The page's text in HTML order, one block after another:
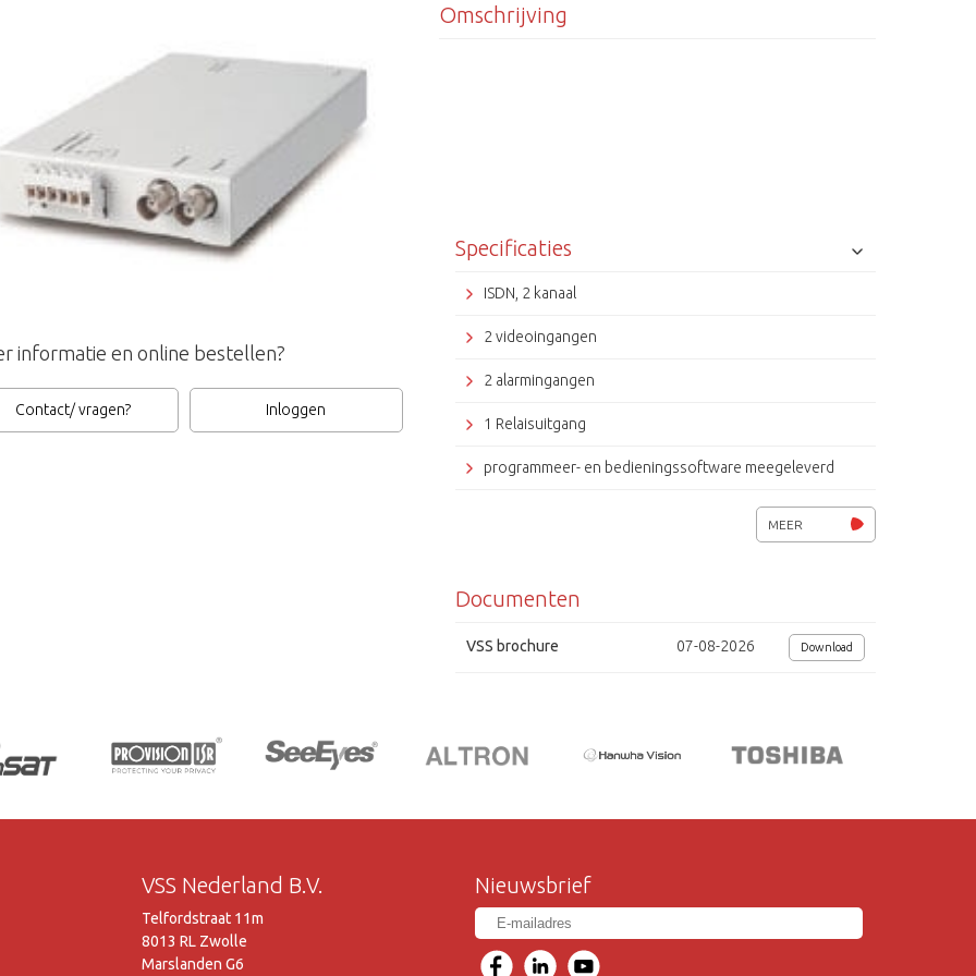
informatie en online bestellen?
Contact/ vragen? Inloggen
Omschrijving
Specificaties
ISDN, 2 kanaal
2 videoingangen
2 alarmingangen
1 Relaisuitgang
programmeer- en bedieningssoftware meegeleverd
MEER
Documenten
VSS brochure 07-08-2026 Download
VSS Nederland B.V.
Telfordstraat 11m
8013 RL Zwolle
Marslanden G6
Nieuwsbrief